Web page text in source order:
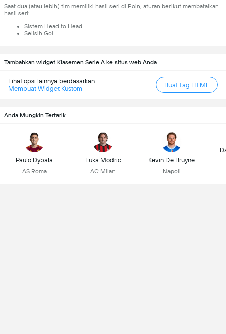
Saat dua (atau lebih) tim memiliki hasil seri di Poin, aturan berikut membatalkan
hasil seri:
Sistem Head to Head
Selisih Gol
Tambahkan widget Klasemen Serie A ke situs web Anda
Lihat opsi lainnya berdasarkan
Membuat Widget Kustom
Buat Tag HTML
Anda Mungkin Tertarik
Paulo Dybala
AS Roma
Luka Modric
AC Milan
Kevin De Bruyne
Napoli